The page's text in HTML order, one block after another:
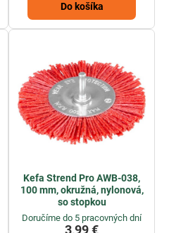
Do košíka
Kefa Strend Pro AWB-038,
100 mm, okružná, nylonová,
so stopkou
Doručíme do 5 pracovných dní
3,99 €